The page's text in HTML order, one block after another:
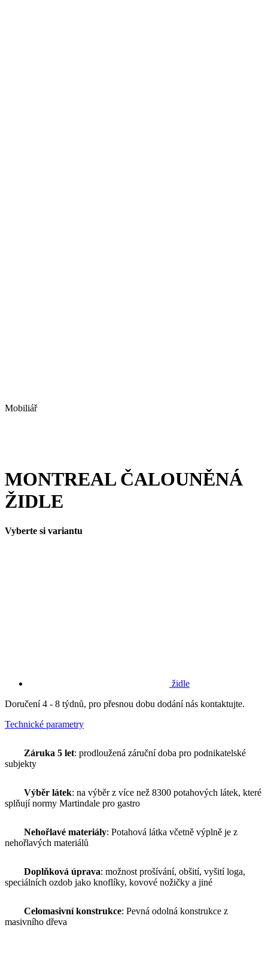
Mobiliář
MONTREAL ČALOUNĚNÁ
ŽIDLE
Vyberte si variantu
židle
Doručení 4 - 8 týdnů, pro přesnou dobu dodání nás kontaktujte.
Technické parametry
Záruka 5 let: prodloužená záruční doba pro podnikatelské
subjekty
Výběr látek: na výběr z více než 8300 potahových látek, které
splňují normy Martindale pro gastro
Nehořlavé materiály: Potahová látka včetně výplně je z
nehořlavých materiálů
Doplňková úprava: možnost prošívání, obšití, vyšití loga,
speciálních ozdob jako knoflíky, kovové nožičky a jiné
Celomasivní konstrukce: Pevná odolná konstrukce z
masivního dřeva